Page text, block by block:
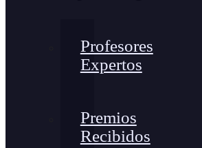
Profesores
Expertos
Premios
Recibidos